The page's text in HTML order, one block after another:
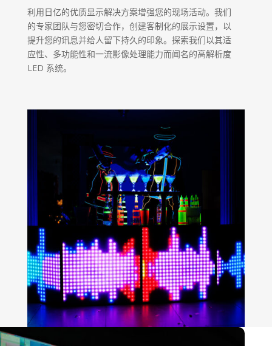
利用日亿的优质显示解决方案增强您的现场活动。我们
的专家团队与您密切合作，创建客制化的展示设置，以
提升您的讯息并给人留下持久的印象。探索我们以其适
应性、多功能性和一流影像处理能力而闻名的高解析度
LED 系统。